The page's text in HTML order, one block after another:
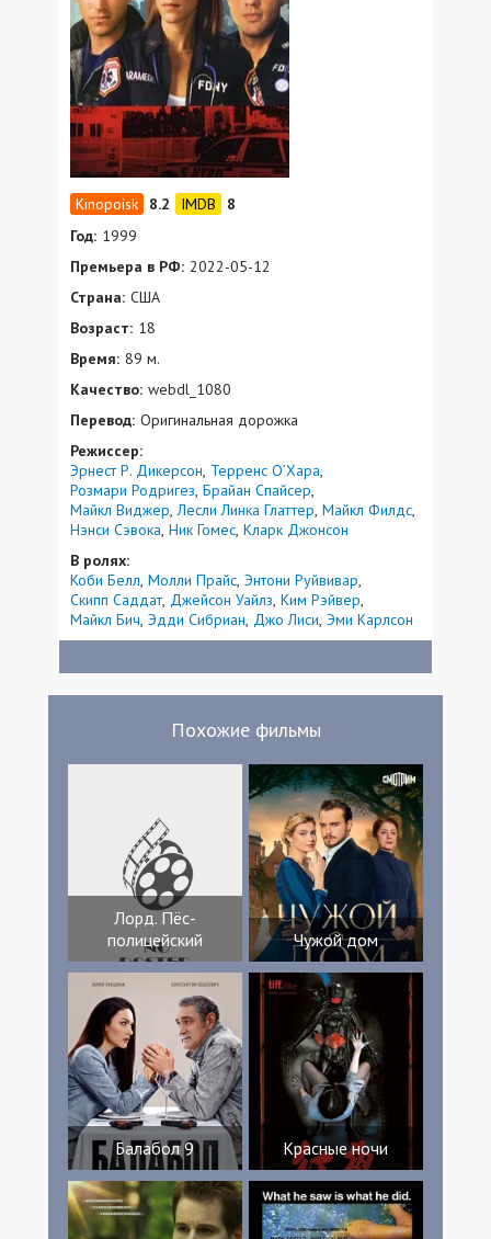
8.2
8
Год: 1999
Премьера в РФ: 2022-05-12
Страна: США
Возраст: 18
Время: 89 м.
Качество: webdl_1080
Перевод: Оригинальная дорожка
Режиссер:
Эрнест Р. Дикерсон Терренс О’Хара
Розмари Родригез Брайан Спайсер
Майкл Виджер Лесли Линка Глаттер Майкл Филдс
Нэнси Сэвока Ник Гомес Кларк Джонсон
В ролях:
Коби Белл Молли Прайс Энтони Руйвивар
Скипп Саддат Джейсон Уайлз Ким Рэйвер
Майкл Бич Эдди Сибриан Джо Лиси Эми Карлсон
Похожие фильмы
Лорд. Пёс-
полицейский
Чужой дом
Балабол 9 Красные ночи